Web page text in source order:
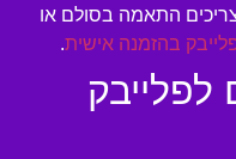
התאמה בסולם או
בהזמנה אישית.
לפלייבק